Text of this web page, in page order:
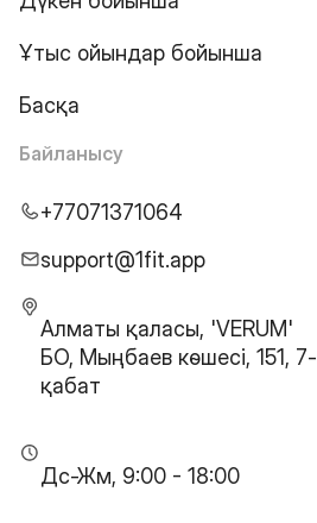
Ұтыс ойындар бойынша
Басқа
Байланысу
+77071371064
support@1fit.app
Алматы қаласы, 'VERUM'
БО, Мыңбаев көшесі, 151, 7-
қабат
Дс-Жм, 9:00 - 18:00